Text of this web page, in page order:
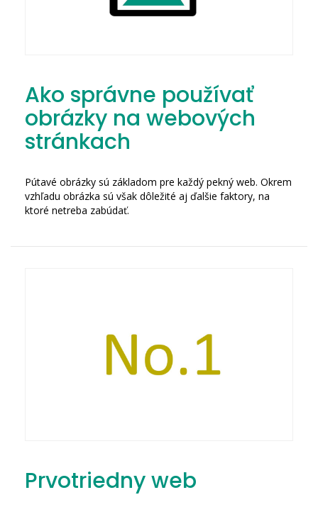
Ako správne používať
obrázky na webových
stránkach
Pútavé obrázky sú základom pre každý pekný web. Okrem
vzhľadu obrázka sú však dôležité aj ďalšie faktory, na
ktoré netreba zabúdať.
Prvotriedny web